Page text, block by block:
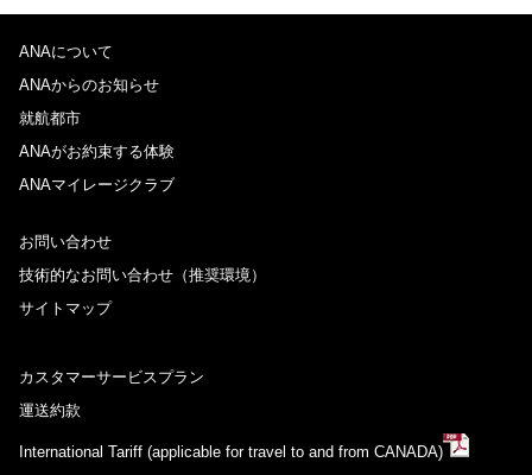
ANAについて
ANAからのお知らせ
就航都市
ANAがお約束する体験
ANAマイレージクラブ
お問い合わせ
技術的なお問い合わせ（推奨環境）
サイトマップ
カスタマーサービスプラン
運送約款
International Tariff (applicable for travel to and from CANADA)